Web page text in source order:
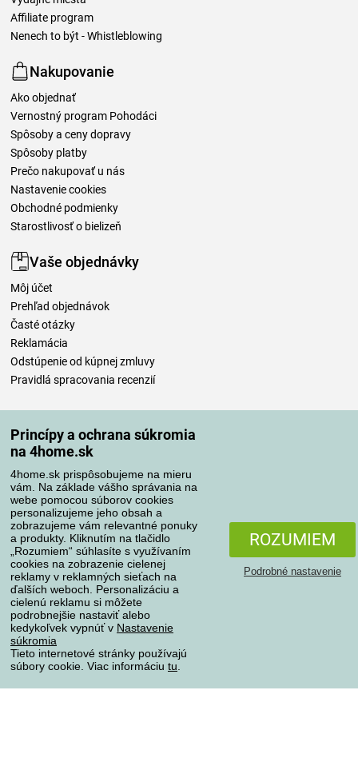
Princípy a ochrana súkromia
na 4home.sk
4home.sk prispôsobujeme na mieru
vám. Na základe vášho správania na
webe pomocou súborov cookies
personalizujeme jeho obsah a
zobrazujeme vám relevantné ponuky
a produkty. Kliknutím na tlačidlo
„Rozumiem“ súhlasíte s využívaním
cookies na zobrazenie cielenej
reklamy v reklamných sieťach na
ďalších weboch. Personalizáciu a
cielenú reklamu si môžete
podrobnejšie nastaviť alebo
kedykoľvek vypnúť v Nastavenie
súkromia
Tieto internetové stránky používajú
súbory cookie. Viac informáciu tu
ROZUMIEM
Podrobné nastavenie
Affiliate program
Nenech to být - Whistleblowing
Nakupovanie
Ako objednať
Vernostný program Pohodáci
Spôsoby a ceny dopravy
Spôsoby platby
Prečo nakupovať u nás
Nastavenie cookies
Obchodné podmienky
Starostlivosť o bielizeň
Vaše objednávky
Môj účet
Prehľad objednávok
Časté otázky
Reklamácia
Odstúpenie od kúpnej zmluvy
Pravidlá spracovania recenzií
Spôsoby platby
Spoľahlivý obchod